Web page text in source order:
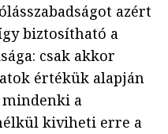
azért
biztosítható a
csak akkor
értékük alapján
a
kiviheti erre a